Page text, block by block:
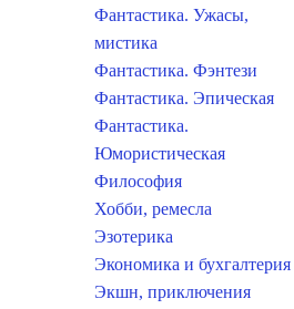
Фантастика. Ужасы,
мистика
Фантастика. Фэнтези
Фантастика. Эпическая
Фантастика.
Юмористическая
Философия
Хобби, ремесла
Эзотерика
Экономика и бухгалтерия
Экшн, приключения